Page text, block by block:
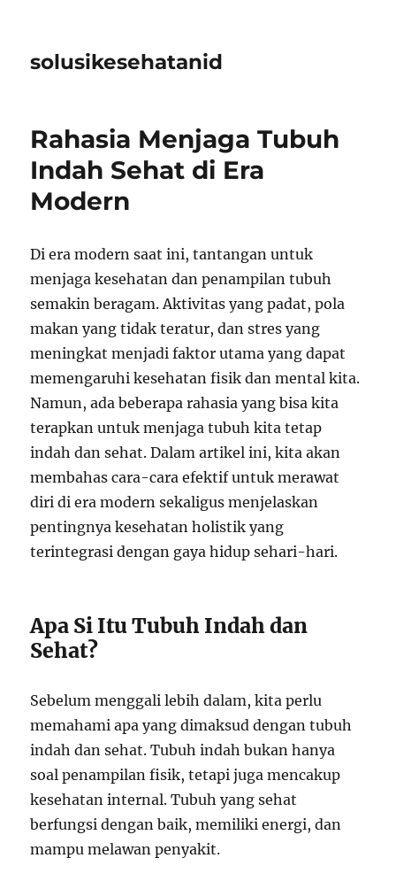
solusikesehatanid
Rahasia Menjaga Tubuh
Indah Sehat di Era
Modern
Di era modern saat ini, tantangan untuk
menjaga kesehatan dan penampilan tubuh
semakin beragam. Aktivitas yang padat, pola
makan yang tidak teratur, dan stres yang
meningkat menjadi faktor utama yang dapat
memengaruhi kesehatan fisik dan mental kita.
Namun, ada beberapa rahasia yang bisa kita
terapkan untuk menjaga tubuh kita tetap
indah dan sehat. Dalam artikel ini, kita akan
membahas cara-cara efektif untuk merawat
diri di era modern sekaligus menjelaskan
pentingnya kesehatan holistik yang
terintegrasi dengan gaya hidup sehari-hari.
Apa Si Itu Tubuh Indah dan
Sehat?
Sebelum menggali lebih dalam, kita perlu
memahami apa yang dimaksud dengan tubuh
indah dan sehat. Tubuh indah bukan hanya
soal penampilan fisik, tetapi juga mencakup
kesehatan internal. Tubuh yang sehat
berfungsi dengan baik, memiliki energi, dan
mampu melawan penyakit.